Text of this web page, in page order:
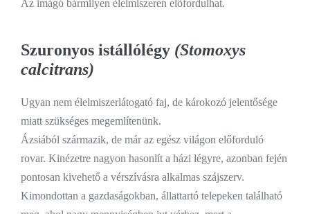
Az imágó bármilyen élelmiszeren előfordulhat.
Szuronyos istállólégy (Stomoxys
calcitrans)
Ugyan nem élelmiszerlátogató faj, de károkozó jelentősége
miatt szükséges megemlítenünk.
Ázsiából származik, de már az egész világon előforduló
rovar. Kinézetre nagyon hasonlít a házi légyre, azonban fején
pontosan kivehető a vérszívásra alkalmas szájszerv.
Kimondottan a gazdaságokban, állattartó telepeken található